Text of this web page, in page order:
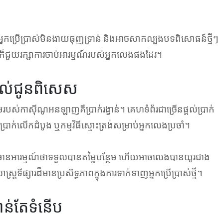
យអ្នកប្រើប្រាស់មិនងាយធុញទ្រាន់ និងអាចសាកល្បងបទពិសោធន៍ថ្មីៗ
ាំក៏ជួយរក្សាការចាប់អារម្មណ៍របស់អ្នកលេងផងដែរ។
តល់ជូនពិសេស
ស់កាស៊ីណូអនឡាញគឺប្រាក់រង្វាន់។ គេហទំព័រជាច្រើនផ្តល់ប្រាក់
រាក់លើកដំបូង ឬកម្មវិធីស្មោះត្រង់សម្រាប់អ្នកលេងប្រចាំ។
ានអារម្មណ៍ថាទទួលបានតម្លៃបន្ថែម ហើយអាចលេងបានយូរជាង
ត្រទីផ្សារដ៏មានប្រសិទ្ធភាពក្នុងការទាក់ទាញអ្នកប្រើប្រាស់ថ្មី។
តែទំនើប